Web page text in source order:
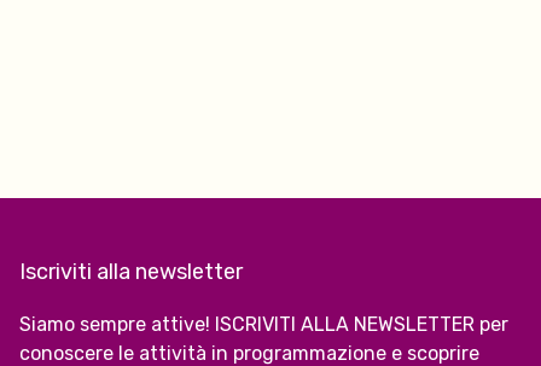
Iscriviti alla newsletter
Siamo sempre attive! ISCRIVITI ALLA NEWSLETTER per
conoscere le attività in programmazione e scoprire